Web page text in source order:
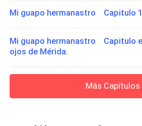
Mi guapo hermanastro Capitulo
Mi guapo hermanastro Capitulo
ojos de Mérida.
Más Capítulos